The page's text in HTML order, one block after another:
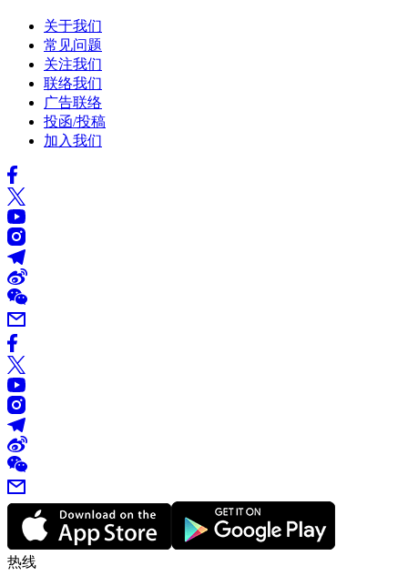
关于我们
常见问题
关注我们
联络我们
广告联络
投函/投稿
加入我们
热线